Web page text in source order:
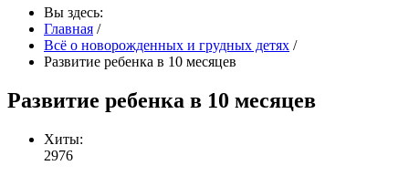
Вы здесь:
Главная /
Всё о новорожденных и грудных детях /
Развитие ребенка в 10 месяцев
Развитие ребенка в 10 месяцев
Хиты:
2976